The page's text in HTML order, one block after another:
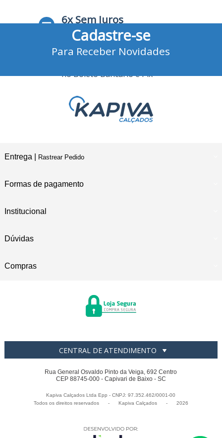
6x Sem Juros
no Cartão de Crédito
no Boleto Bancário e Pix
Cadastre-se
Para Receber Novidades
Entrega | Rastrear Pedido
Formas de pagamento
Institucional
Dúvidas
Compras
CENTRAL DE ATENDIMENTO
Rua General Osvaldo Pinto da Veiga, 692 Centro
CEP 88745-000 - Capivari de Baixo - SC
Kapiva Calçados Ltda Epp - CNPJ: 97.352.462/0001-00
Todos os direitos reservados
- Kapiva Calçados - 2026